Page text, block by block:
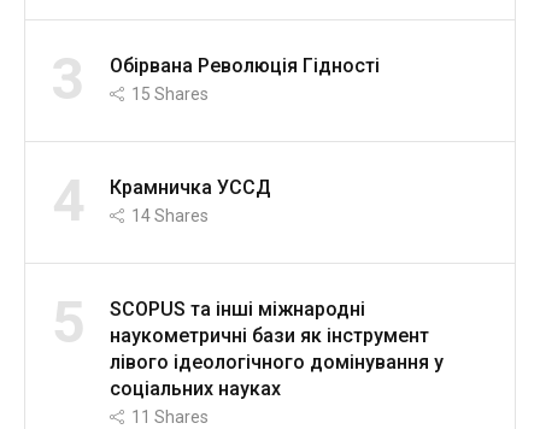
3 Обірвана Революція Гідності
15 Shares
4 Крамничка УССД
14Shares
5
SCOPUS та інші міжнародні
наукометричні бази як інструмент
лівого ідеологічного домінування у
соціальних науках
11 Shares